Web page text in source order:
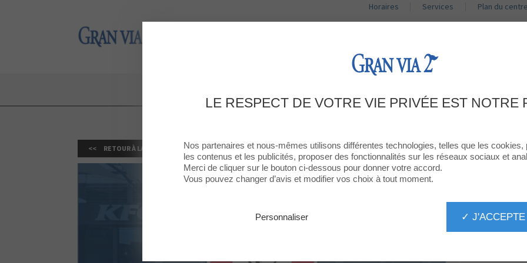
Gran Via 2
Horaires Services Plan du centre
20% DISCOUNT ON MENU PURCHASES,
PROMOTIONS, COUPONS, AND
RETOUR À LA LISTE
LE RESPECT DE VOTRE VIE PRIVÉE EST NOTRE
Nos partenaires et nous-mêmes utilisons différentes technologies, telles que les cookies,
les contenus et les publicités, proposer des fonctionnalités sur les réseaux sociaux et
Merci de cliquer sur le bouton ci-dessous pour donner votre accord.
Vous pouvez changer d’avis et modifier vos choix à tout moment.
✓ J'ACCEPTE
Personnaliser